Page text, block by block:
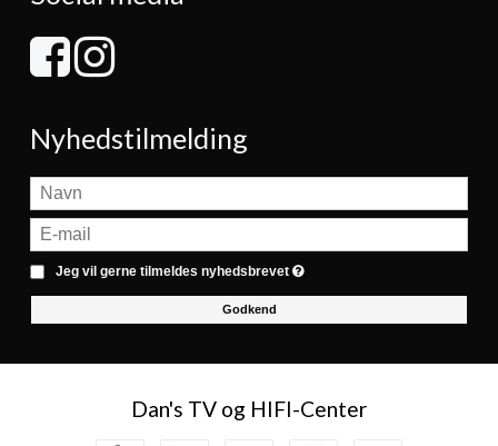
Nyhedstilmelding
Jeg vil gerne tilmeldes nyhedsbrevet
Godkend
Dan's TV og HIFI-Center